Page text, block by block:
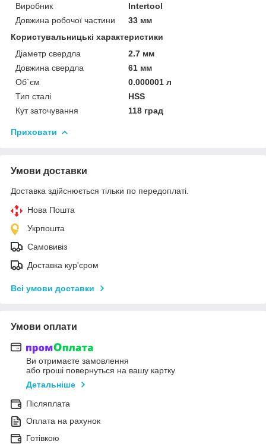
Виробник
Intertool
Довжина робочої частини
33 мм
Користувальницькі характеристики
Діаметр свердла
2.7 мм
Довжина свердла
61 мм
Об`єм
0.000001 л
Тип сталі
HSS
Кут заточування
118 град
Приховати
Умови доставки
Доставка здійснюється тільки по передоплаті.
Нова Пошта
Укрпошта
Самовивіз
Доставка кур'єром
Всі умови доставки
Умови оплати
Ви отримаєте замовлення
або гроші повернуться на вашу картку
Детальніше
Післяплата
Оплата на рахунок
Готівкою